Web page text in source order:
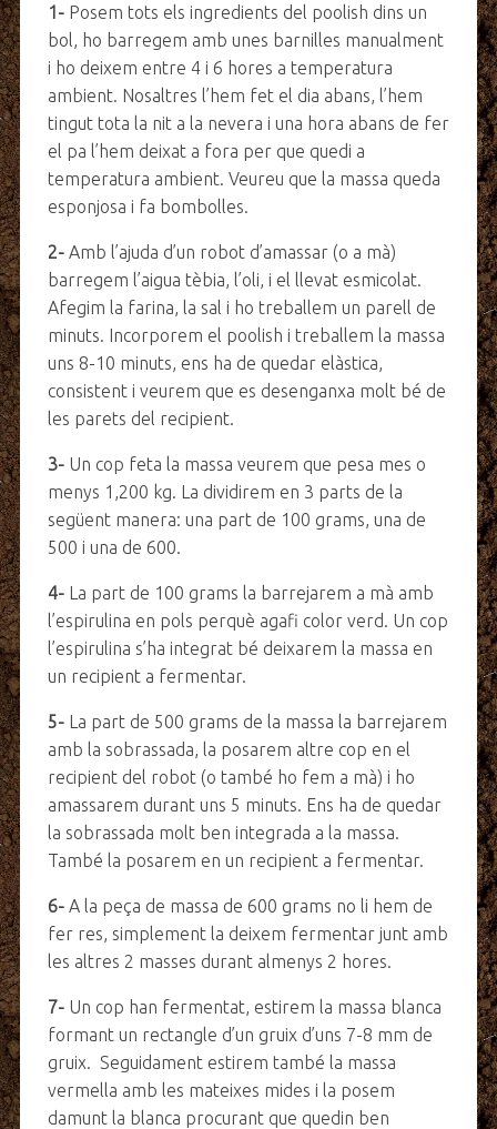
1-Posem tots els ingredients del poolish dins un
bol, ho barregem amb unes barnilles manualment
i ho deixem entre 4 i 6 hores a temperatura
ambient. Nosaltres l’hem fet el dia abans, l’hem
tingut tota la nit a la nevera i una hora abans de fer
el pa l’hem deixat a fora per que quedi a
temperatura ambient. Veureu que la massa queda
esponjosa i fa bombolles.
2-Amb l’ajuda d’un robot d’amassar (o a mà)
barregem l’aigua tèbia, l’oli, i el llevat esmicolat.
Afegim la farina, la sal i ho treballem un parell de
minuts. Incorporem el poolish i treballem la massa
uns 8-10 minuts, ens ha de quedar elàstica,
consistent i veurem que es desenganxa molt bé de
les parets del recipient.
3-Un cop feta la massa veurem que pesa mes o
menys 1,200 kg. La dividirem en 3 parts de la
següent manera: una part de 100 grams, una de
500 i una de 600.
4-La part de 100 grams la barrejarem a mà amb
l’espirulina en pols perquè agafi color verd. Un cop
l’espirulina s’ha integrat bé deixarem la massa en
un recipient a fermentar.
5-La part de 500 grams de la massa la barrejarem
amb la sobrassada, la posarem altre cop en el
recipient del robot (o també ho fem a mà) i ho
amassarem durant uns 5 minuts. Ens ha de quedar
la sobrassada molt ben integrada a la massa.
També la posarem en un recipient a fermentar.
6-A la peça de massa de 600 grams no li hem de
fer res, simplement la deixem fermentar junt amb
les altres 2 masses durant almenys 2 hores.
7-Un cop han fermentat, estirem la massa blanca
formant un rectangle d’un gruix d’uns 7-8 mm de
gruix. Seguidament estirem també la massa
vermella amb les mateixes mides i la posem
damunt la blanca procurant que quedin ben